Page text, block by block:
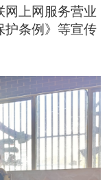
网上网服务营业
护条例》等宣传